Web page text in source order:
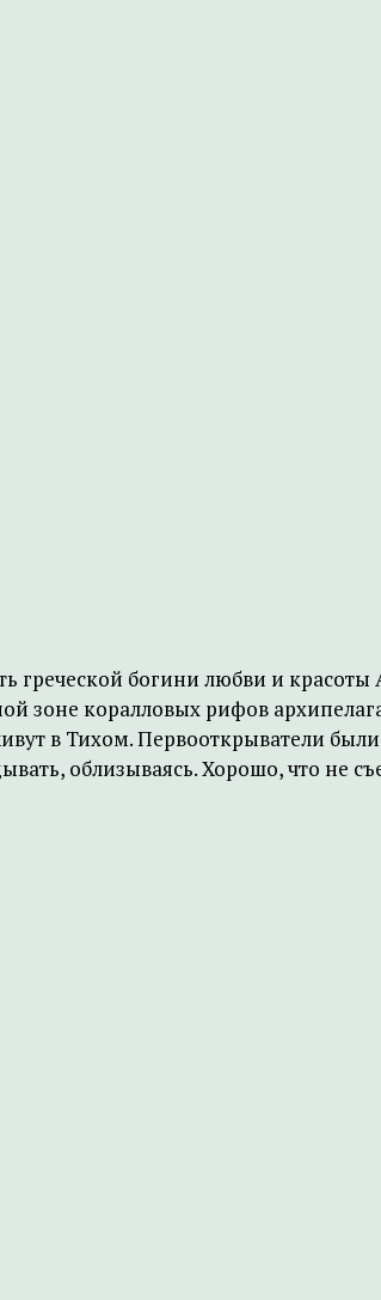
греческой богини любви и
зоне коралловых рифов
в Тихом. Первооткрыватели
облизываясь. Хорошо, что не